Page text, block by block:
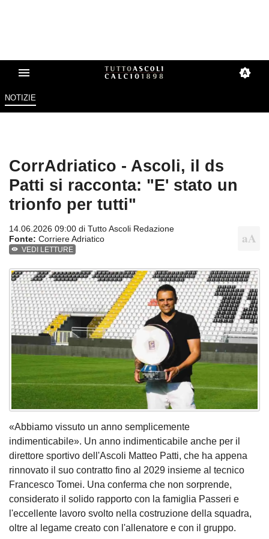
NOTIZIE
CorrAdriatico - Ascoli, il ds
Patti si racconta: "E' stato un
trionfo per tutti"
14.06.2026 09:00 di Tutto Ascoli Redazione
Fonte: Corriere Adriatico
VEDI LETTURE
«Abbiamo vissuto un anno semplicemente
indimenticabile». Un anno indimenticabile anche per il
direttore sportivo dell'Ascoli Matteo Patti, che ha appena
rinnovato il suo contratto fino al 2029 insieme al tecnico
Francesco Tomei. Una conferma che non sorprende,
considerato il solido rapporto con la famiglia Passeri e
l'eccellente lavoro svolto nella costruzione della squadra,
oltre al legame creato con l'allenatore e con il gruppo.